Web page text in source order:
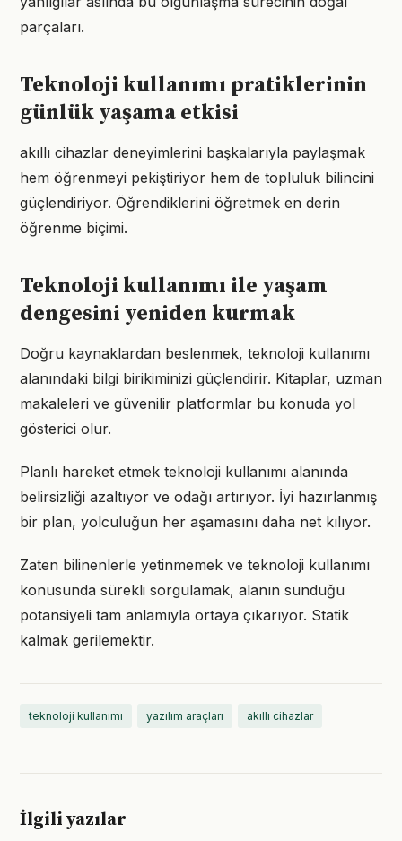
parçaları.
Teknoloji kullanımı pratiklerinin
günlük yaşama etkisi
akıllı cihazlar deneyimlerini başkalarıyla paylaşmak
hem öğrenmeyi pekiştiriyor hem de topluluk bilincini
güçlendiriyor. Öğrendiklerini öğretmek en derin
öğrenme biçimi.
Teknoloji kullanımı ile yaşam
dengesini yeniden kurmak
Doğru kaynaklardan beslenmek, teknoloji kullanımı
alanındaki bilgi birikiminizi güçlendirir. Kitaplar, uzman
makaleleri ve güvenilir platformlar bu konuda yol
gösterici olur.
Planlı hareket etmek teknoloji kullanımı alanında
belirsizliği azaltıyor ve odağı artırıyor. İyi hazırlanmış
bir plan, yolculuğun her aşamasını daha net kılıyor.
Zaten bilinenlerle yetinmemek ve teknoloji kullanımı
konusunda sürekli sorgulamak, alanın sunduğu
potansiyeli tam anlamıyla ortaya çıkarıyor. Statik
kalmak gerilemektir.
teknoloji kullanımı yazılım araçları akıllı cihazlar
İlgili yazılar